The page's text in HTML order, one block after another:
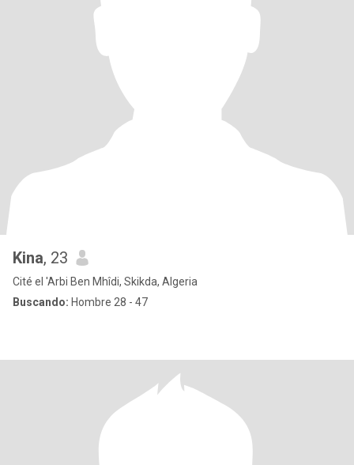
Kina, 23
Cité el 'Arbi Ben Mhîdi, Skikda, Algeria
Buscando: Hombre 28 - 47